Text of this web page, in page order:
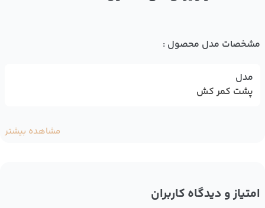
مشخصات مدل محصول :
مدل
پشت کمر کش
مشاهده بیشتر
امتیاز و دیدگاه کاربران